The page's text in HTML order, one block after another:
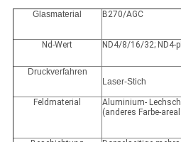
Glasmaterial B270/AGC
Nd-Wert ND4/8/16/32; ND4-
Druckverfahren
Laser-Stich
Feldmaterial
Aluminium-
(anderes Farbe-